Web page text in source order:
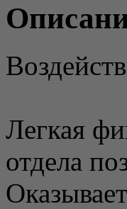
Легкая
отдела